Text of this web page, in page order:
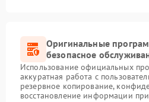
Оригинальные
безопасное
Использование официальных
аккуратная работа с
резервное копирование,
восстановление информации